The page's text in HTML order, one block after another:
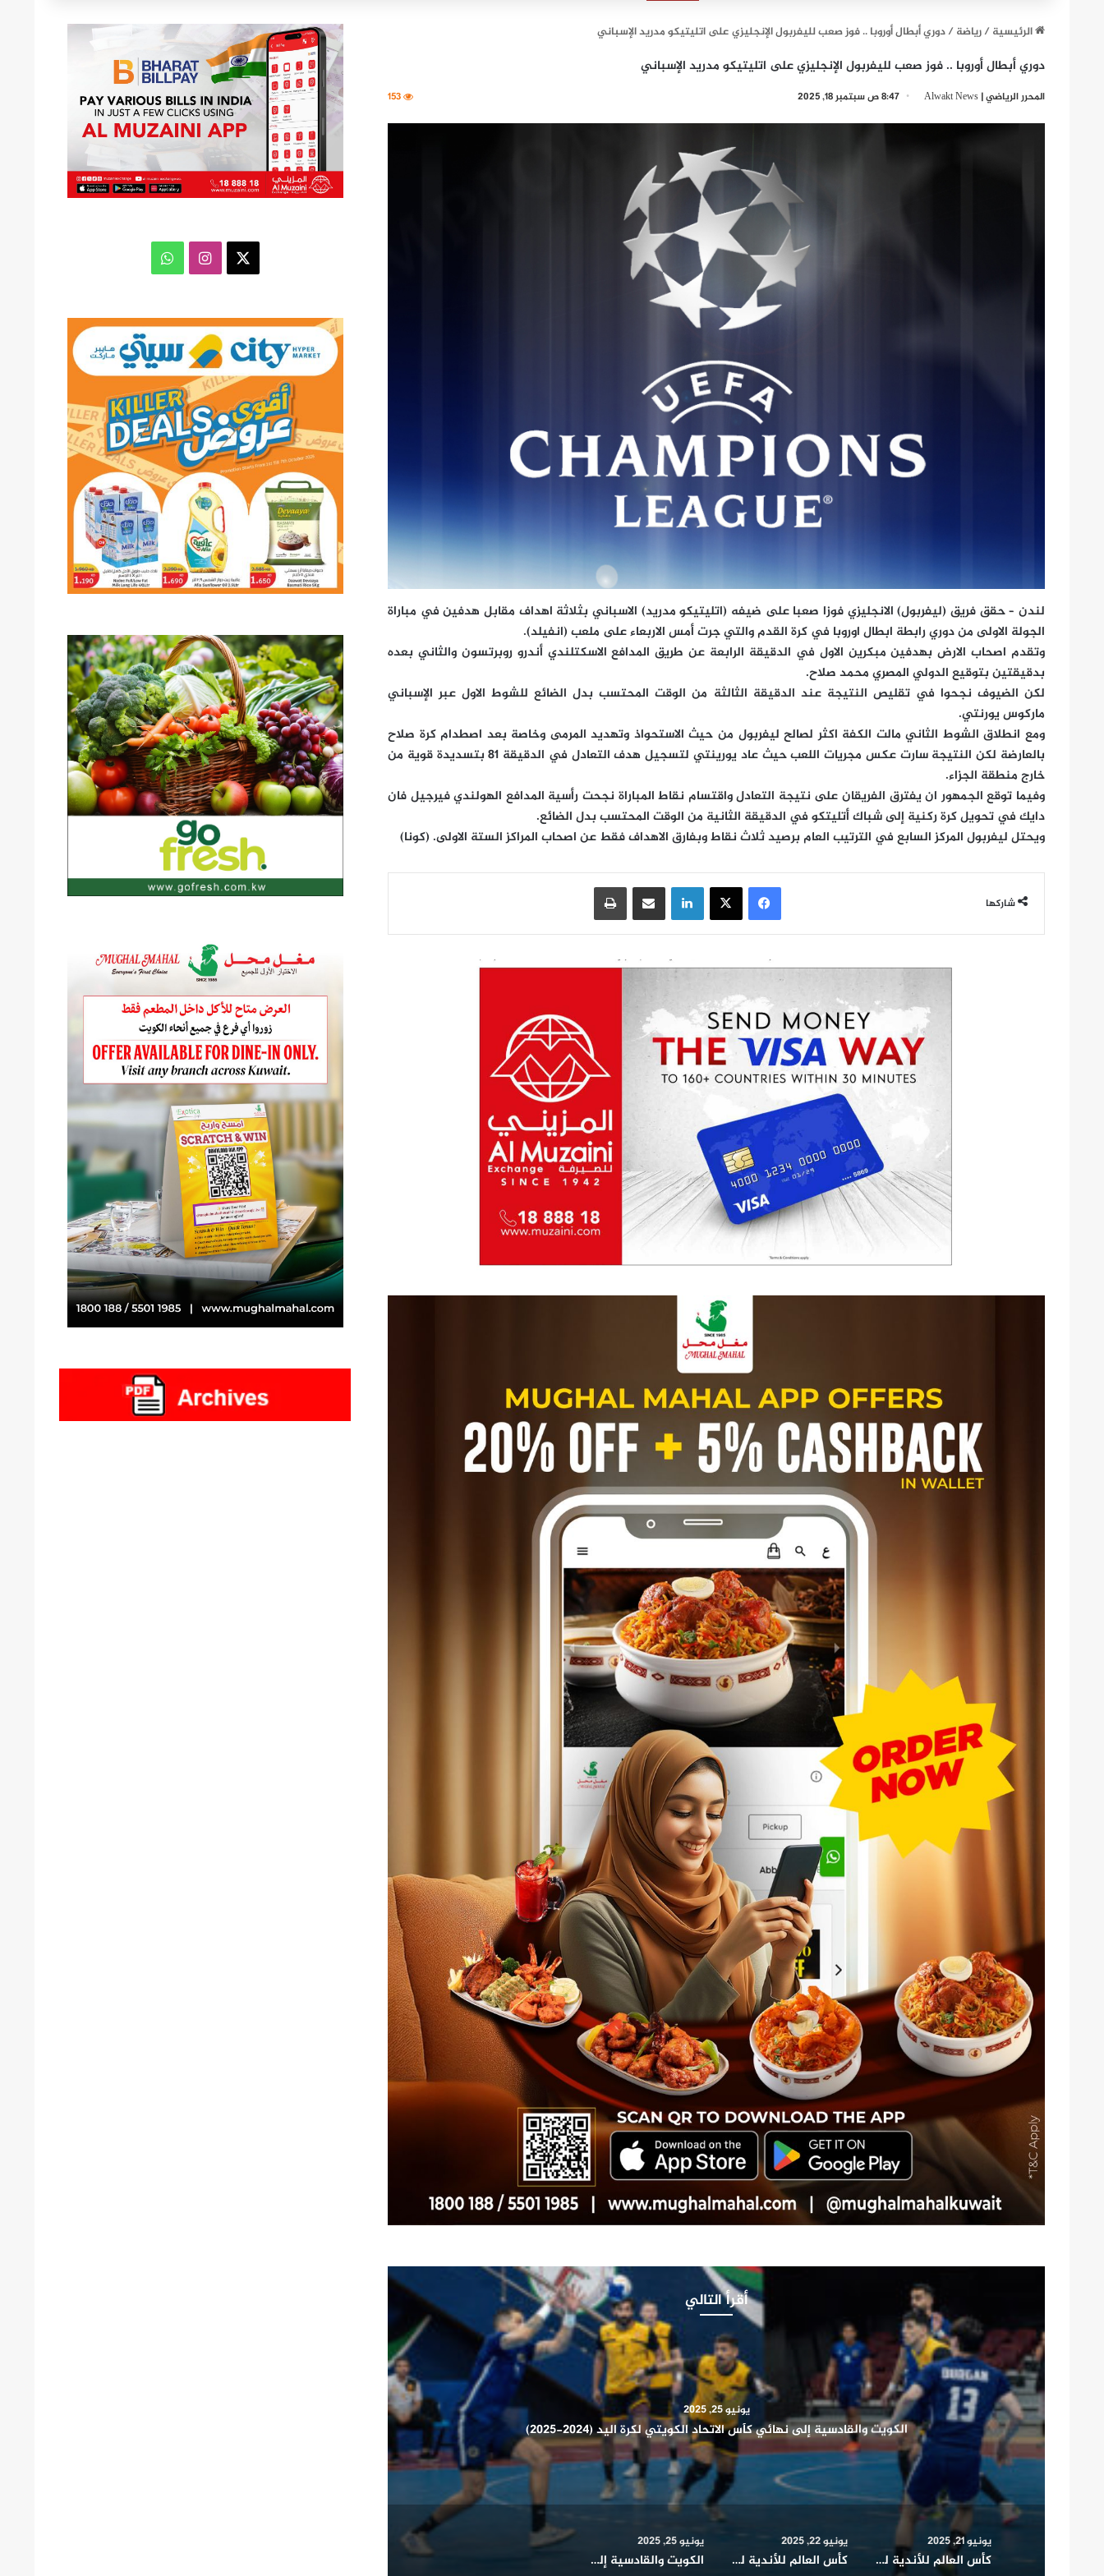
الرئيسية/رياضة/دوري أبطال أوروبا .. فوز صعب لليفربول الإنجليزي على اتليتيكو مدريد الإسباني
دوري أبطال أوروبا .. فوز صعب لليفربول الإنجليزي على اتليتيكو مدريد الإسباني
المحرر الرياضي | Alwakt News 8:47 ص سبتمبر 18, 2025 153
لندن – حقق فريق (ليفربول) الانجليزي فوزا صعبا على ضيفه (اتليتيكو مدريد) الاسباني بثلاثة اهداف مقابل هدفين في مباراة
الجولة الاولى من دوري رابطة ابطال اوروبا في كرة القدم والتي جرت أمس الاربعاء على ملعب (انفيلد).
وتقدم اصحاب الارض بهدفين مبكرين الاول في الدقيقة الرابعة عن طريق المدافع الاسكتلندي أندرو روبرتسون والثاني بعده
بدقيقتين بتوقيع الدولي المصري محمد صلاح.
لكن الضيوف نجحوا في تقليص النتيجة عند الدقيقة الثالثة من الوقت المحتسب بدل الضائع للشوط الاول عبر الإسباني
ماركوس يورنتي.
ومع انطلاق الشوط الثاني مالت الكفة اكثر لصالح ليفربول من حيث الاستحواذ وتهديد المرمى وخاصة بعد اصطدام كرة صلاح
بالعارضة لكن النتيجة سارت عكس مجريات اللعب حيث عاد يورينتي لتسجيل هدف التعادل في الدقيقة 81 بتسديدة قوية من
خارج منطقة الجزاء.
وفيما توقع الجمهور ان يفترق الفريقان على نتيجة التعادل واقتسام نقاط المباراة نجحت رأسية المدافع الهولندي فيرجيل فان
دايك في تحويل كرة ركنية إلى شباك أتليتكو في الدقيقة الثانية من الوقت المحتسب بدل الضائع.
ويحتل ليفربول المركز السابع في الترتيب العام برصيد ثلاث نقاط وبفارق الاهداف فقط عن اصحاب المراكز الستة الاولى. (كونا)
شاركها
فيسبوك‫X لينكدإنمشاركة عبر البريد طباعة
أقرأ التالي
يونيو 21, 2025
كأس العالم للأندية للقدم.. بايرن ميونخ يفوز على بوكا جونيورز (2 – 1)
يونيو 21, 2025
كأس العالم للأندية للقدم.. بايرن ميونخ يفوز على بوكا جونيورز (2 – 1)
يونيو 22, 2025
كأس العالم للأندية للقدم: مواجهة (ريفربليت) الأرجنتيني و(مونتييري) المكسيكي تنتهي بالتعادل السلبي
يونيو 25, 2025
الكويت والقادسية إلى نهائي كأس الاتحاد الكويتي لكرة اليد (2024-2025)
انستقرامواتساب